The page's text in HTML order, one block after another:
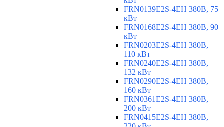
FRN0139E2S-4EH 380В, 75
кВт
FRN0168E2S-4EH 380В, 90
кВт
FRN0203E2S-4EH 380В,
110 кВт
FRN0240E2S-4EH 380В,
132 кВт
FRN0290E2S-4EH 380В,
160 кВт
FRN0361E2S-4EH 380В,
200 кВт
FRN0415E2S-4EH 380В,